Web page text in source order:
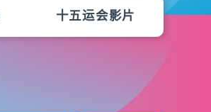
十五运会影片